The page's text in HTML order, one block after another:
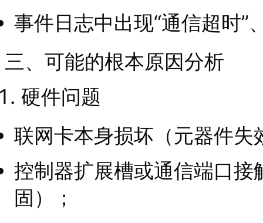
事件日志中出现“通信超时”
三、可能的根本原因分析
硬件问题
联网卡本身损坏（元器件
控制器扩展槽或通信端口
固）；